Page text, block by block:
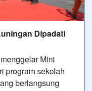
Dipadati
Mini
program sekolah
berlangsung